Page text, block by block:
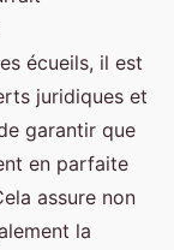
écueils, il est
juridiques et
garantir que
en parfaite
assure non
la